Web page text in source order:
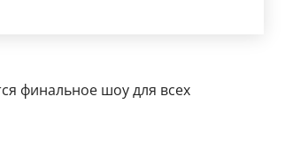
финальное шоу для всех